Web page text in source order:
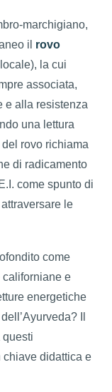
marchigiano,
il rovo
la cui
associata,
e alla resistenza
una lettura
del rovo richiama
di radicamento
come spunto di
le
come
e
energetiche
Il
questi
chiave didattica e